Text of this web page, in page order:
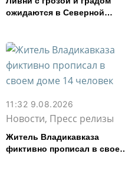
ожидаются в Северной
11:32 9.08.2026
Новости, Пресс релизы
Житель Владикавказа
фиктивно прописал в своем